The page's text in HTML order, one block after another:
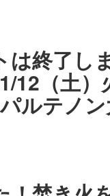
は終了し
12（土
ルテノ